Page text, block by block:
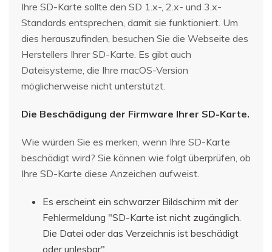
Ihre SD-Karte sollte den SD 1.x-, 2.x- und 3.x-
Standards entsprechen, damit sie funktioniert. Um
dies herauszufinden, besuchen Sie die Webseite des
Herstellers Ihrer SD-Karte. Es gibt auch
Dateisysteme, die Ihre macOS-Version
möglicherweise nicht unterstützt.
Die Beschädigung der Firmware Ihrer SD-Karte.
Wie würden Sie es merken, wenn Ihre SD-Karte
beschädigt wird? Sie können wie folgt überprüfen, ob
Ihre SD-Karte diese Anzeichen aufweist.
Es erscheint ein schwarzer Bildschirm mit der
Fehlermeldung "SD-Karte ist nicht zugänglich.
Die Datei oder das Verzeichnis ist beschädigt
oder unlesbar".